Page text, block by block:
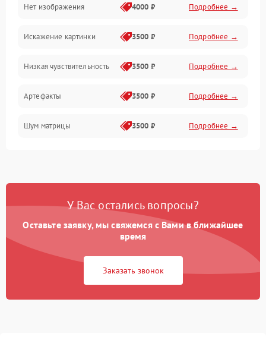
Программные ошибки
Электропитание
Измерения
Матрица
Проблемы питания
Проблемы с объективом
Нет изображения 4000 ₽ Подробнее →
Искажение картинки 3500 ₽ Подробнее →
Низкая чувствительность 3500 ₽ Подробнее →
Артефакты 3500 ₽ Подробнее →
Шум матрицы 3500 ₽ Подробнее →
У Вас остались вопросы?
Оставьте заявку, мы свяжемся с Вами в ближайшее
время
Заказать звонок